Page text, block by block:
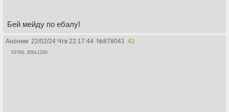
Бей мейду по ебалу!
Аноним 22/02/24 Чтв 22:17:44 №878041 41
537Кб, 850x1200